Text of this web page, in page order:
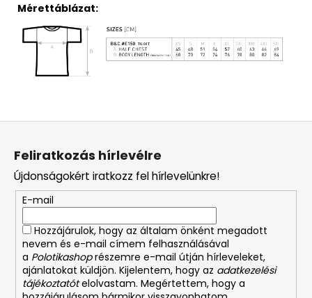
Mérettáblázat:
L
Feliratkozás hírlevélre
Újdonságokért iratkozz fel hírlevelünkre!
E-mail
Hozzájárulok, hogy az általam önként megadott
nevem és e-mail címem felhasználásával
a Polotikashoprészemre e-mail útján hírleveleket,
ajánlatokat küldjön. Kijelentem, hogy az adatkezelési
tájékoztatót elolvastam. Megértettem, hogy a